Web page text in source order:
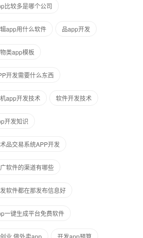
比较多是哪个公司
app用什么软件 品app开发
类app模板
开发需要什么东西
app开发技术 软件开发技术
开发知识
品交易系统APP开发
软件的渠道有哪些
软件都在那发布信息好
一键生成平台免费软件
业,做外卖app 开发app预算